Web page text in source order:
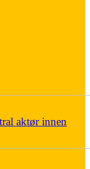
aktør innen